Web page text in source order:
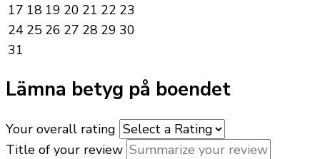
17 18 19 20 21 22 23
24 25 26 27 28 29 30
31
Lämna betyg på boendet
Your overall rating
Title of your review